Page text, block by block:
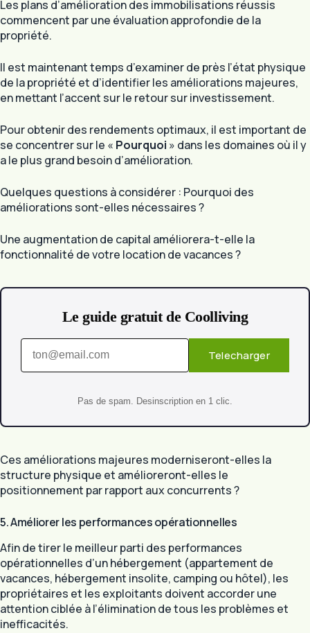
Les plans d’amélioration des immobilisations réussis
commencent par une évaluation approfondie de la
propriété.
Il est maintenant temps d’examiner de près l’état physique
de la propriété et d’identifier les améliorations majeures,
en mettant l’accent sur le retour sur investissement.
Pour obtenir des rendements optimaux, il est important de
se concentrer sur le « Pourquoi » dans les domaines où il y
a le plus grand besoin d’amélioration.
Quelques questions à considérer : Pourquoi des
améliorations sont-elles nécessaires ?
Une augmentation de capital améliorera-t-elle la
fonctionnalité de votre location de vacances ?
Le guide gratuit de Coolliving
Telecharger
Pas de spam. Desinscription en 1 clic.
Ces améliorations majeures moderniseront-elles la
structure physique et amélioreront-elles le
positionnement par rapport aux concurrents ?
5. Améliorer les performances opérationnelles
Afin de tirer le meilleur parti des performances
opérationnelles d’un hébergement (appartement de
vacances, hébergement insolite, camping ou hôtel), les
propriétaires et les exploitants doivent accorder une
attention ciblée à l’élimination de tous les problèmes et
inefficacités.